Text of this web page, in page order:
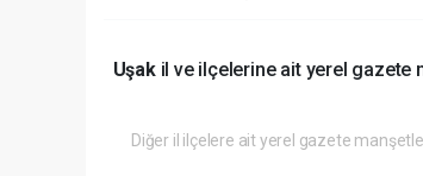
Uşakil ve ilçelerine ait yerel gazete
Diğer il ilçelere ait yerel gazete